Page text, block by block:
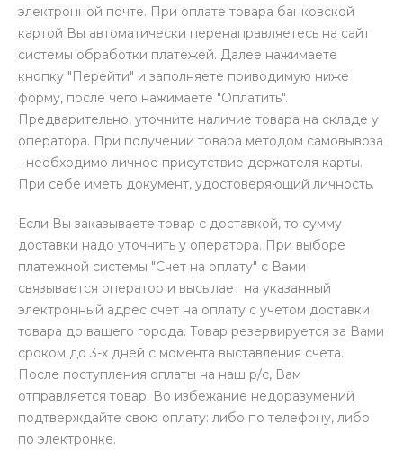
электронной почте. При оплате товара банковской
картой Вы автоматически перенаправляетесь на сайт
системы обработки платежей. Далее нажимаете
кнопку "Перейти" и заполняете приводимую ниже
форму, после чего нажимаете "Оплатить".
Предварительно, уточните наличие товара на складе у
оператора. При получении товара методом самовывоза
- необходимо личное присутствие держателя карты.
При себе иметь документ, удостоверяющий личность.
Если Вы заказываете товар с доставкой, то сумму
доставки надо уточнить у оператора. При выборе
платежной системы "Счет на оплату" с Вами
связывается оператор и высылает на указанный
электронный адрес счет на оплату с учетом доставки
товара до вашего города. Товар резервируется за Вами
сроком до 3-х дней с момента выставления счета.
После поступления оплаты на наш р/с, Вам
отправляется товар. Во избежание недоразумений
подтверждайте свою оплату: либо по телефону, либо
по электронке.